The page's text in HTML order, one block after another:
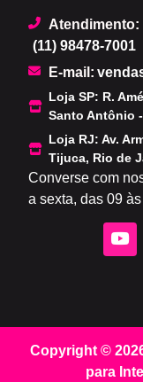
Atendimento:
(11) 98478-7001
E-mail:
Loja SP: R.
Santo Antônio -
Loja RJ: Av.
Tijuca, Rio de
Converse com
a sexta, das 09
Copyright ©
para